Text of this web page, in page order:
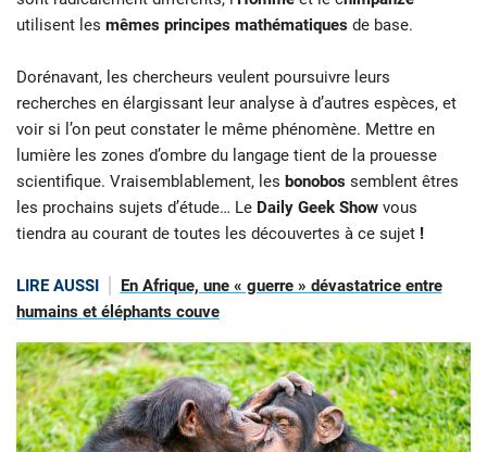
utilisent les mêmes principes mathématiques de base.
Dorénavant, les chercheurs veulent poursuivre leurs
recherches en élargissant leur analyse à d’autres espèces, et
voir si l’on peut constater le même phénomène. Mettre en
lumière les zones d’ombre du langage tient de la prouesse
scientifique. Vraisemblablement, les bonobos semblent êtres
les prochains sujets d’étude… Le Daily Geek Show vous
tiendra au courant de toutes les découvertes à ce sujet !
LIRE AUSSI
En Afrique, une « guerre » dévastatrice entre
humains et éléphants couve